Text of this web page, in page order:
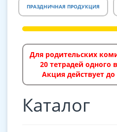
ПРАЗДНИЧНАЯ ПРОДУКЦИЯ
Для родительских
20 тетрадей одного
Акция действует до
Каталог